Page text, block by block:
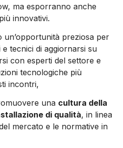
ma esporranno anche
innovativi.
un’opportunità preziosa per
tecnici di aggiornarsi su
con esperti del settore e
tecnologiche più
incontri,
una cultura della
di qualità, in linea
mercato e le normative in